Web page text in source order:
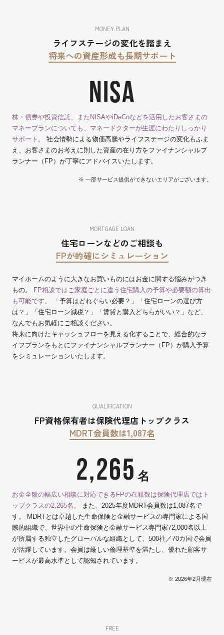
MONEY PLAN
ライフステージの変化を踏まえ
将来への資産形成も長期サポート
株・債券や投資信託、またNISAやiDeCoなどを活用したお客さまの
マネープランについても、マネードクターが生涯にわたりしっかり
サポート。 社会情勢による物価高騰やライフステージの変化もふま
え、お客さまのお考えに則した資産の在り方をファイナンシャルプ
ランナー（FP）が丁寧にアドバイスいたします。
※ 一部サービス提供ができないエリアがございます。
NISA
MORTGAGE LOAN
住宅ローンなどのご相談も
FPが的確にシミュレーション
マイホームのように大きなお買いものにはお金に関する悩みがつき
もの。
FP相談ではご家庭ごとに違う住宅購入の予算や必要額の算出
も可能です。
「予算はどれぐらい必要？」「住宅ローンの選び方
は？」「住宅ローン減税？」「賃貸と購入どちらがいい？」など、
なんでもお気軽にご相談ください。
将来に向けたキャッシュフローを見える化することで、総合的なラ
イフプランをもとにファイナンシャルプランナー（FP）が購入予算
をシミュレーションいたします。
QUALIFICATION
FP資格保有者は保険代理店トップクラス
MDRT会員数は1,087名
お金全般の幅広い相談に対応できるFPの在籍数は保険代理店ではト
ップクラスの2,265名。
また、2025年度MDRT会員数は1,087名で
す。 MDRTとは卓越した生命保険と金融サービスの専門家による国
際的組織で、世界中の生命保険と金融サービス専門家72,000名以上
が所属する独立したグローバルな組織として、500社／70カ国で会員
が活躍しています。会員は厳しい倫理基準を満たし、優れた顧客サ
ービスが最高水準として認知されています。
※ 2026年2月現在
2,265 名
FREE